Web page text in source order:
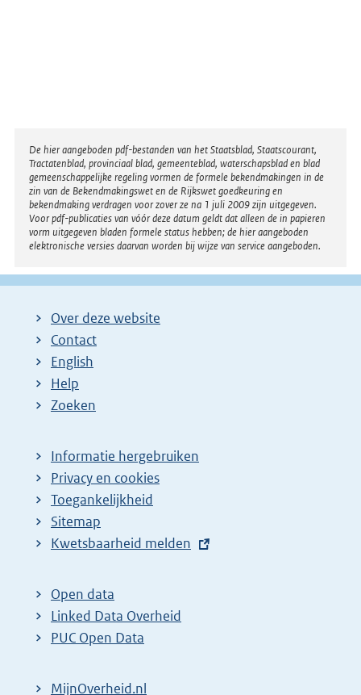
Disclaimer
De hier aangeboden pdf-bestanden van het Staatsblad, Staatscourant,
Tractatenblad, provinciaal blad, gemeenteblad, waterschapsblad en blad
gemeenschappelijke regeling vormen de formele bekendmakingen in de
zin van de Bekendmakingswet en de Rijkswet goedkeuring en
bekendmaking verdragen voor zover ze na 1 juli 2009 zijn uitgegeven.
Voor pdf-publicaties van vóór deze datum geldt dat alleen de in papieren
vorm uitgegeven bladen formele status hebben; de hier aangeboden
elektronische versies daarvan worden bij wijze van service aangeboden.
Over deze website
Contact
English
Help
Zoeken
Informatie hergebruiken
Privacy en cookies
Toegankelijkheid
Sitemap
E
t
e
r
Kwetsbaarheid melden
Open data
Linked Data Overheid
PUC Open Data
MijnOverheid.nl